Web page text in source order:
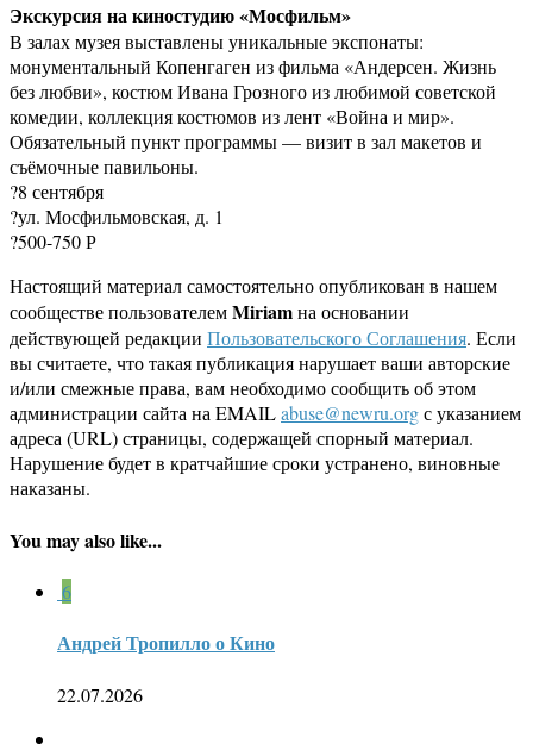
Экскурсия на киностудию «Мосфильм»
В залах музея выставлены уникальные экспонаты:
монументальный Копенгаген из фильма «Андерсен. Жизнь
без любви», костюм Ивана Грозного из любимой советской
комедии, коллекция костюмов из лент «Война и мир».
Обязательный пункт программы — визит в зал макетов и
съёмочные павильоны.
?8 сентября
?ул. Мосфильмовская, д. 1
?500-750 Р
Настоящий материал самостоятельно опубликован в нашем
сообществе пользователемMiriamна основании
действующей редакции Пользовательского Соглашения. Если
вы считаете, что такая публикация нарушает ваши авторские
и/или смежные права, вам необходимо сообщить об этом
администрации сайта на EMAILabuse@newru.orgс указанием
адреса (URL) страницы, содержащей спорный материал.
Нарушение будет в кратчайшие сроки устранено, виновные
наказаны.
You may also like...
6
Андрей Тропилло о Кино
22.07.2026